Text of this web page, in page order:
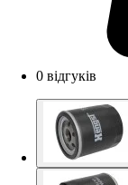
0 відгуків